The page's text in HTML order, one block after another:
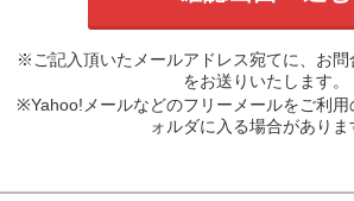
※ご記入頂いたメールアドレス宛てに、お
をお送りいたします。
※Yahoo!メールなどのフリーメールをご利用
ォルダに入る場合がありま